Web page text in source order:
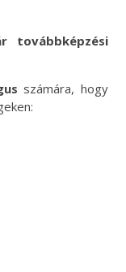
továbbképzési
számára, hogy